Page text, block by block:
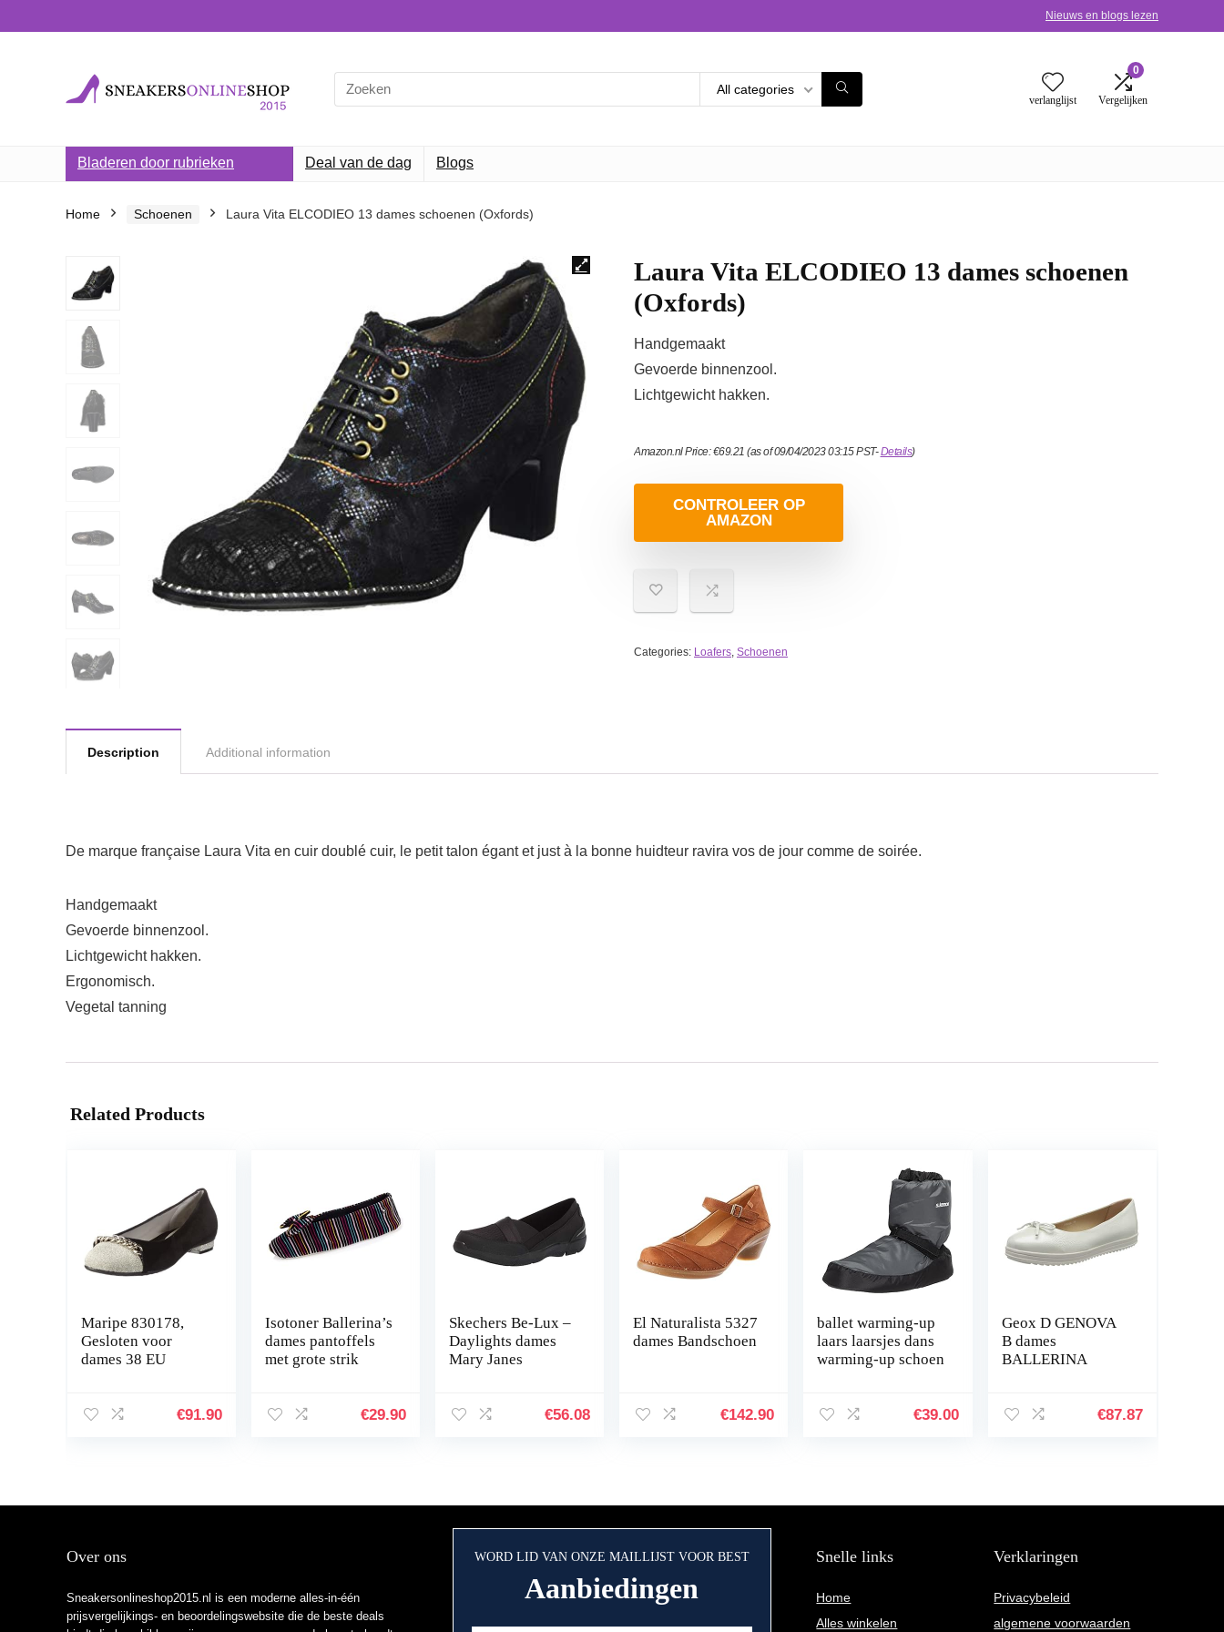
Nieuws en blogs lezen
Search
for:
All categories
verlanglijst
0
Vergelijken
Bladeren door rubrieken Deal van de dag Blogs
Home Schoenen Laura Vita ELCODIEO 13 dames schoenen (Oxfords)
Laura Vita ELCODIEO 13 dames schoenen
(Oxfords)
Handgemaakt
Gevoerde binnenzool.
Lichtgewicht hakken.
Amazon.nl Price:€69.21 (as of 09/04/2023 03:15 PST-Details)
CONTROLEER OP
AMAZON
Categories: Loafers, Schoenen
Description Additional information
De marque française Laura Vita en cuir doublé cuir, le petit talon égant et just à la bonne huidteur ravira vos de jour comme de soirée.
Handgemaakt
Gevoerde binnenzool.
Lichtgewicht hakken.
Ergonomisch.
Vegetal tanning
Related Products
Maripe 830178,
Gesloten voor
dames 38 EU
€91.90
Isotoner Ballerina’s
dames pantoffels
met grote strik
€29.90
Skechers Be-Lux –
Daylights dames
Mary Janes
€56.08
El Naturalista 5327
dames Bandschoen
€142.90
ballet warming-up
laars laarsjes dans
warming-up schoen
€39.00
Geox D GENOVA
B dames
BALLERINA
€87.87
Over ons
Sneakersonlineshop2015.nl is een moderne alles-in-één
prijsvergelijkings- en beoordelingswebsite die de beste deals
WORD LID VAN ONZE MAILLIJST VOOR BEST
Aanbiedingen
Snelle links
Home
Alles winkelen
Verklaringen
Privacybeleid
algemene voorwaarden